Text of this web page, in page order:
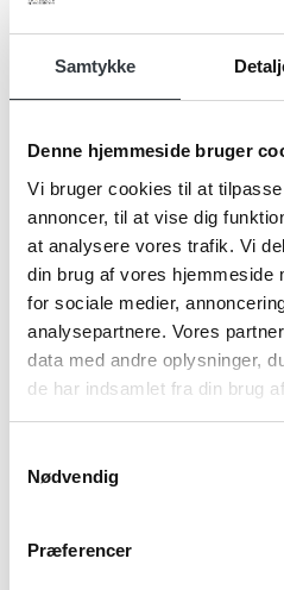
Samtykke
Denne hjemmeside bruger
Vi bruger cookies til at
annoncer, til at vise dig
at analysere vores trafik. Vi
din brug af vores hjemmeside
for sociale medier,
analysepartnere. Vores
data med andre oplysninger,
de har indsamlet fra din brug
Nødvendig
Præferencer
Navn*
Telefonnr.*
Email*
Kommentar